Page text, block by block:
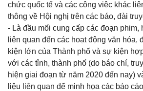
chức quốc tế và các công việc khác
thông về Hội nghị trên các báo, đài
- Là đầu mối cung cấp các đoạn phim,
liên quan đến các hoạt động văn hóa,
kiện lớn của Thành phố và sự kiện
với các tỉnh, thành phố (do báo chí,
hiện giai đoạn từ năm 2020 đến nay)
liệu liên quan để minh họa các báo